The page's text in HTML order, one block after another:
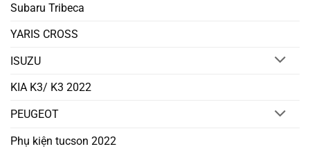
Subaru Tribeca
YARIS CROSS
ISUZU
KIA K3/ K3 2022
PEUGEOT
Phụ kiện tucson 2022